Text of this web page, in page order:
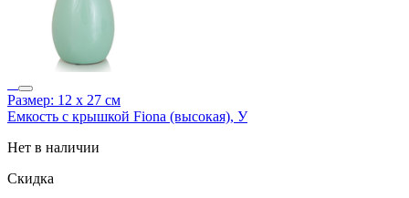
Размер: 12 х 27 см
Емкость с крышкой Fiona (высокая), У
Нет в наличии
Скидка